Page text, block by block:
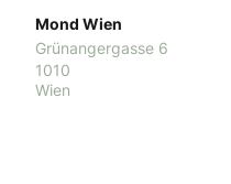
Mond Wien
Grünangergasse 6
1010
Wien